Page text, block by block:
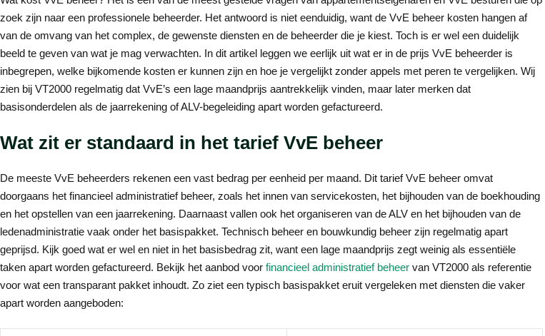
zoek zijn naar een professionele beheerder. Het antwoord is niet eenduidig, want de VvE beheer kosten hangen af
van de omvang van het complex, de gewenste diensten en de beheerder die je kiest. Toch is er wel een duidelijk
beeld te geven van wat je mag verwachten. In dit artikel leggen we eerlijk uit wat er in de prijs VvE beheerder is
inbegrepen, welke bijkomende kosten er kunnen zijn en hoe je vergelijkt zonder appels met peren te vergelijken. Wij
zien bij VT2000 regelmatig dat VvE’s een lage maandprijs aantrekkelijk vinden, maar later merken dat
basisonderdelen als de jaarrekening of ALV-begeleiding apart worden gefactureerd.
Wat zit er standaard in het tarief VvE beheer
De meeste VvE beheerders rekenen een vast bedrag per eenheid per maand. Dit tarief VvE beheer omvat
doorgaans het financieel administratief beheer, zoals het innen van servicekosten, het bijhouden van de boekhouding
en het opstellen van een jaarrekening. Daarnaast vallen ook het organiseren van de ALV en het bijhouden van de
ledenadministratie vaak onder het basispakket. Technisch beheer en bouwkundig beheer zijn regelmatig apart
geprijsd. Kijk goed wat er wel en niet in het basisbedrag zit, want een lage maandprijs zegt weinig als essentiële
taken apart worden gefactureerd. Bekijk het aanbod voor financieel administratief beheer van VT2000 als referentie
voor wat een transparant pakket inhoudt. Zo ziet een typisch basispakket eruit vergeleken met diensten die vaker
apart worden aangeboden: